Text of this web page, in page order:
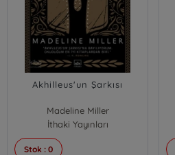
Akhilleus'un Şarkısı
Madeline Miller
İthaki Yayınları
Stok : 0